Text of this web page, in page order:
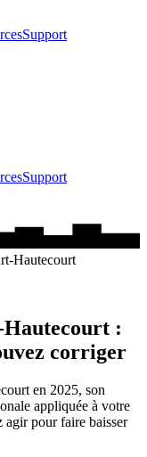
Support
Support
Hautecourt
:
corriger
en 2025, son
appliquée à votre
agir pour faire baisser